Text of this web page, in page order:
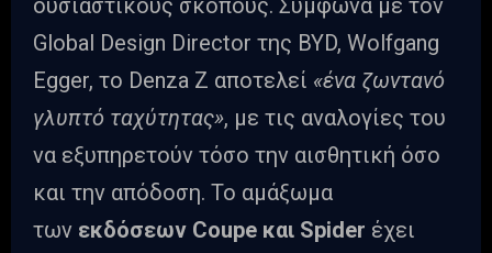
ουσιαστικούς σκοπούς. Σύμφωνα με τον
Global Design Director της BYD, Wolfgang
Egger, το Denza Z αποτελεί «ένα ζωντανό
γλυπτό ταχύτητας», με τις αναλογίες του
να εξυπηρετούν τόσο την αισθητική όσο
και την απόδοση. Το αμάξωμα
των εκδόσεων Coupe και Spider έχει